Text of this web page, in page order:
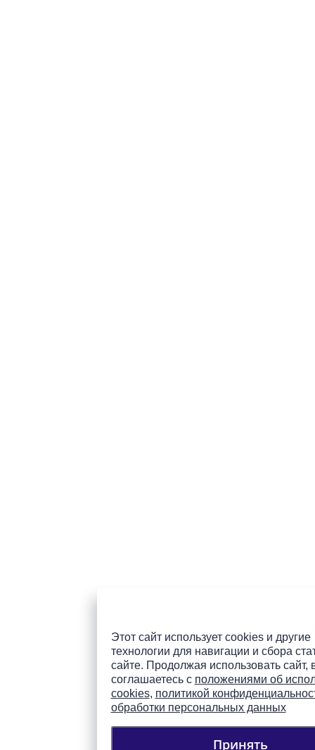
Этот сайт использует cookies и другие
технологии для навигации и сбора
сайте. Продолжая использовать сайт,
соглашаетесь с положениями об
cookies, политикой
обработки персональных данных
Принять